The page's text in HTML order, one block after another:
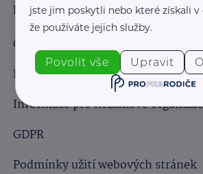
Důležité odkazy
Obchodní podmínky
Informace pro obchodní partnery
Informace pro neziskové
GDPR
Podmínky užití webových stránek
jste jim poskytli nebo které získali v
že používáte jejich služby.
Povolit vše Upravit